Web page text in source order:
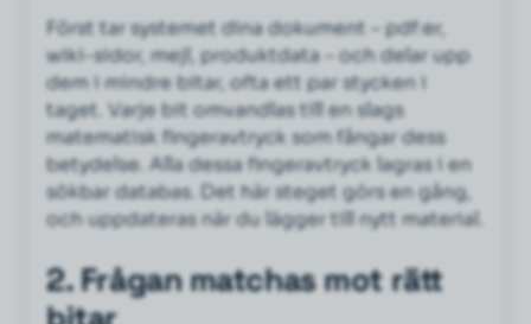
Först tar systemet dina dokument – pdf:er,
wiki-sidor, mejl, produktdata – och delar upp
dem i mindre bitar, ofta ett par stycken i
taget. Varje bit omvandlas till en slags
matematisk fingeravtryck som fångar dess
betydelse. Alla dessa fingeravtryck lagras i en
sökbar databas. Det här steget görs en gång,
och uppdateras när du lägger till nytt material.
2. Frågan matchas mot rätt